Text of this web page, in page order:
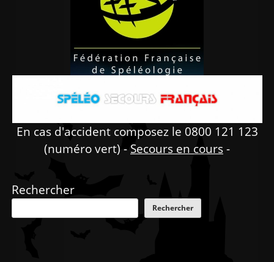
En cas d'accident composez le 0800 121 123
(numéro vert) - Secours en cours-
Rechercher
Rechercher